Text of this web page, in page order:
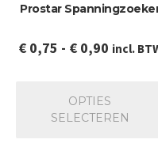
Prostar
€0,75 - €0,90
€ 0,90
incl.
OPTIES
SELECTEREN